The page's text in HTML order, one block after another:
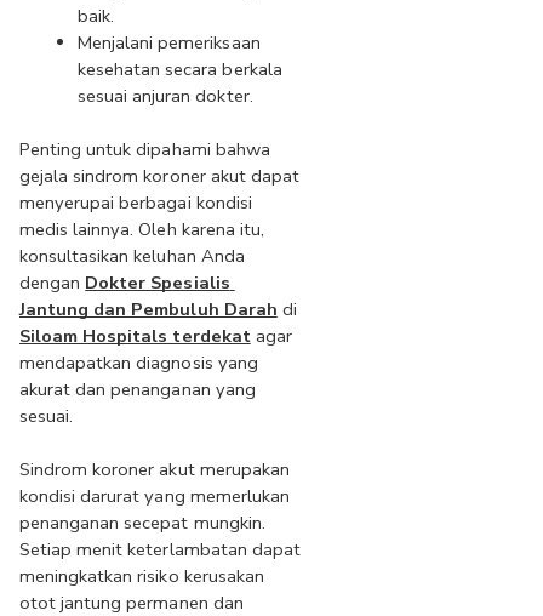
baik.
Menjalani pemeriksaan
kesehatan secara berkala
sesuai anjuran dokter.
Penting untuk dipahami bahwa
gejala sindrom koroner akut dapat
menyerupai berbagai kondisi
medis lainnya. Oleh karena itu,
konsultasikan keluhan Anda
dengan Dokter Spesialis
Jantung dan Pembuluh Darah
Siloam Hospitals terdekat agar
mendapatkan diagnosis yang
akurat dan penanganan yang
sesuai.
Sindrom koroner akut merupakan
kondisi darurat yang memerlukan
penanganan secepat mungkin.
Setiap menit keterlambatan dapat
meningkatkan risiko kerusakan
otot jantung permanen dan